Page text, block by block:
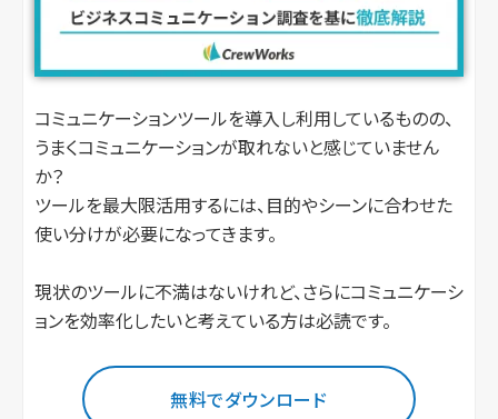
コミュニケーションツールを導入し利用しているものの、
うまくコミュニケーションが取れないと感じていません
か？
ツールを最大限活用するには、目的やシーンに合わせた
使い分けが必要になってきます。
現状のツールに不満はないけれど、さらにコミュニケーシ
ョンを効率化したいと考えている方は必読です。
無料でダウンロード